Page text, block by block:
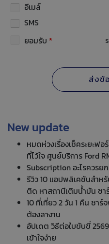
อีเมล์
SMS
ยอมรับ *
New update
หมดห่วงเรื่องเช็คระยะฟ
ที่ไว้ใจ ศูนย์บริการ Ford
Subscription อะไรควรย
รีวิว 10 แอปพลิเคชันสำห
ติด หาสถานีเติมน้ำมัน ชา
10 ที่เที่ยว 2 วัน 1 คืน ชา
ต้องลางาน
อัปเดต วิธีต่อใบขับขี่
เข้าใจง่าย